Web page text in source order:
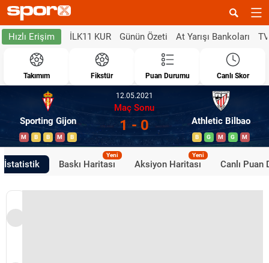
Hızlı Erişim İLK11 KUR Günün Özeti At Yarışı Bankoları
Takımım Fikstür Puan Durumu Canlı Skor
Sporting Gijon
M B B M B
12.05.2021
Maç Sonu
1 - 0 Athletic Bilbao
B G M G M
İstatistik Baskı Haritası
Yeni
Aksiyon Haritası
Yeni
Canlı Puan